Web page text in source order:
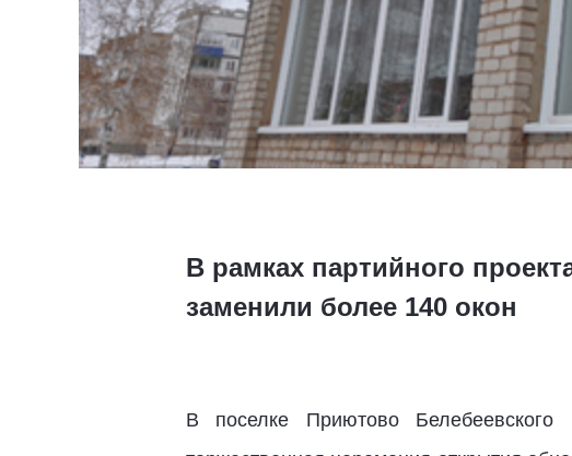
В рамках партийного
заменили более 140 окон
В поселке Приютово Белебеевского